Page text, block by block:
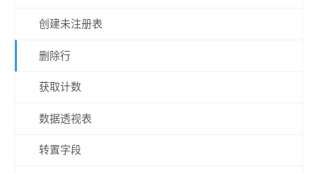
创建未注册表
删除行
获取计数
数据透视表
转置字段